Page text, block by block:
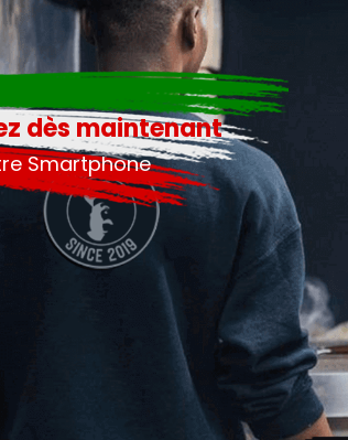
dès maintenant
Smartphone